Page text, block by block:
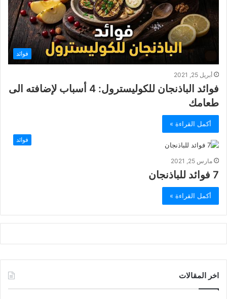
فوائد
أبريل 25, 2021
فوائد الباذنجان للكوليسترول: 4 أسباب لإضافته الى
طعامك
أكمل القراءة »
فوائد
مارس 25, 2021
7 فوائد للباذنجان
أكمل القراءة »
اخر المقالات